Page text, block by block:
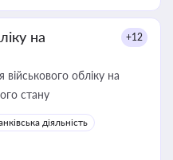
на
+12
обліку на
стану
діяльність